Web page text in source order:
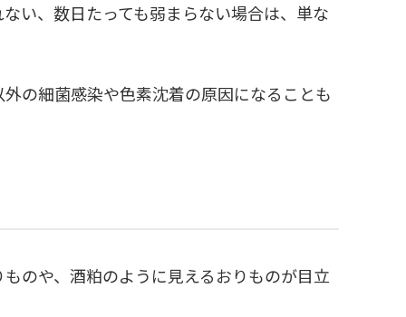
い、数日たっても弱まらない場合は、単な
の細菌感染や色素沈着の原因になることも
のや、酒粕のように見えるおりものが目立